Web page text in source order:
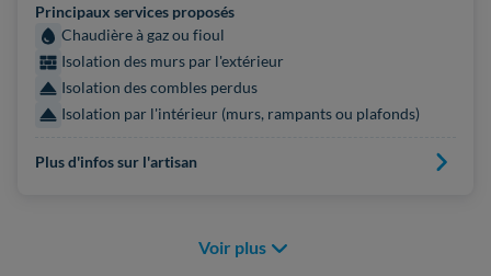
Principaux services proposés
Chaudière à gaz ou fioul
Isolation des murs par l'extérieur
Isolation des combles perdus
Isolation par l'intérieur (murs, rampants ou plafonds)
Plus d'infos sur l'artisan
Voir plus